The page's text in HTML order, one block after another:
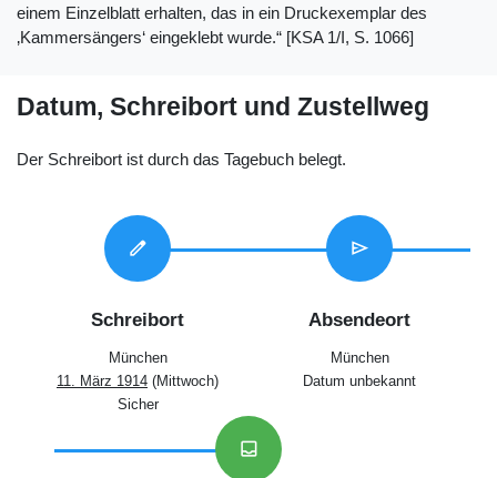
einem Einzelblatt erhalten, das in ein Druckexemplar des
‚Kammersängers‘ eingeklebt wurde.“ [KSA 1/I, S. 1066]
Datum, Schreibort und Zustellweg
Der Schreibort ist durch das Tagebuch belegt.
edit
Schreibort
München
11. März 1914 (Mittwoch)
Sicher
send
Absendeort
München
Datum unbekannt
inbox